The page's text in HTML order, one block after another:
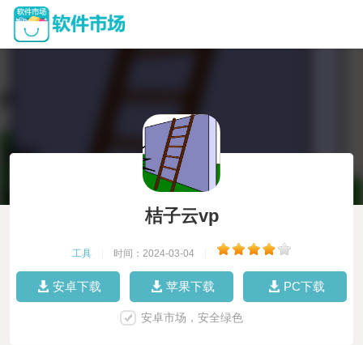
桔子云vp
工具 时间：2024-03-04
安卓下载 苹果下载 PC下载
安卓市场，安全绿色